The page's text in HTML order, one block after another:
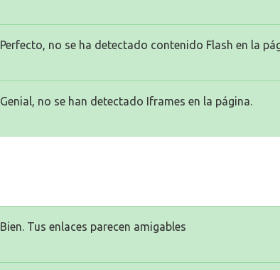
Perfecto, no se ha detectado contenido Flash en la
Genial, no se han detectado Iframes en la página.
Bien. Tus enlaces parecen amigables